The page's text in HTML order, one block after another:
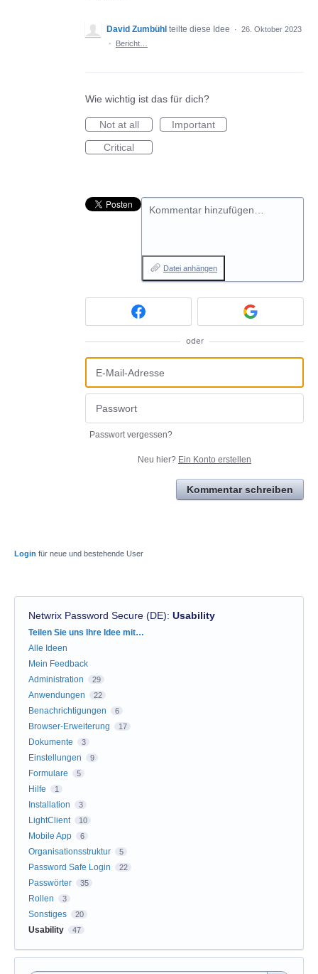
David Zumbühl teilte diese Idee · 26. Oktober 2023
·
Bericht…
Wie wichtig ist das für dich?
Not at all
Important
Critical
Kommentar hinzufügen…
Datei anhängen
oder
Passwort vergessen?
Neu hier? Ein Konto erstellen
Kommentar schreiben
Login für neue und bestehende User
Netwrix Password Secure (DE): Usability
Kategorien
Teilen Sie uns Ihre Idee mit…
Alle Ideen
Mein Feedback
Administration
29
Anwendungen 22
Benachrichtigungen 6
Browser-Erweiterung 17
Dokumente 3
Einstellungen 9
Formulare 5
Hilfe 1
Installation 3
LightClient 10
Mobile App 6
Organisationsstruktur 5
Password Safe Login 22
Passwörter 35
Rollen 3
Sonstiges 20
Usability 47